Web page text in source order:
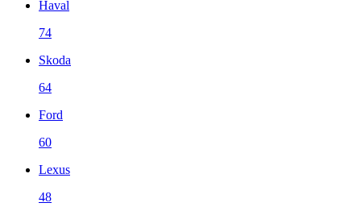
Haval
74
Skoda
64
Ford
60
Lexus
48